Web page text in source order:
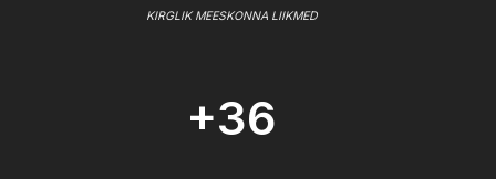
KIRGLIK MEESKONNA LIIKMED
+36